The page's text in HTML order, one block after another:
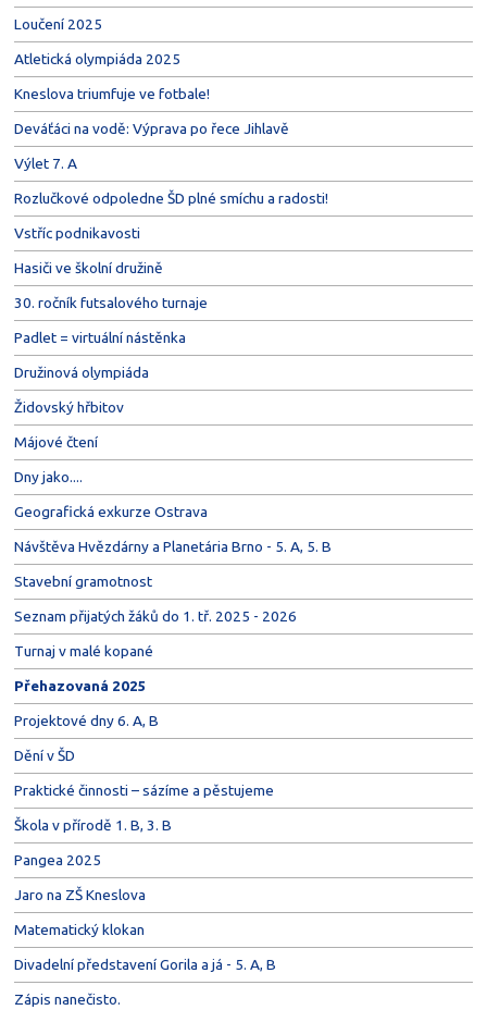
Loučení 2025
Atletická olympiáda 2025
Kneslova triumfuje ve fotbale!
Deváťáci na vodě: Výprava po řece Jihlavě
Výlet 7. A
Rozlučkové odpoledne ŠD plné smíchu a radosti!
Vstříc podnikavosti
Hasiči ve školní družině
30. ročník futsalového turnaje
Padlet = virtuální nástěnka
Družinová olympiáda
Židovský hřbitov
Májové čtení
Dny jako....
Geografická exkurze Ostrava
Návštěva Hvězdárny a Planetária Brno - 5. A, 5. B
Stavební gramotnost
Seznam přijatých žáků do 1. tř. 2025 - 2026
Turnaj v malé kopané
Přehazovaná 2025
Projektové dny 6. A, B
Dění v ŠD
Praktické činnosti – sázíme a pěstujeme
Škola v přírodě 1. B, 3. B
Pangea 2025
Jaro na ZŠ Kneslova
Matematický klokan
Divadelní představení Gorila a já - 5. A, B
Zápis nanečisto.